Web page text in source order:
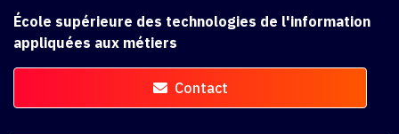
École supérieure des technologies de l'information
appliquées aux métiers
Contact